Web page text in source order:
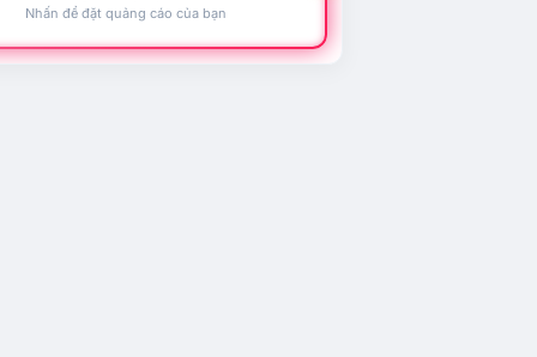
Nhấn để đặt quảng cáo của bạn